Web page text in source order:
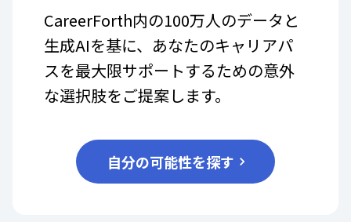
CareerForth内の100万人のデータと
生成AIを基に、あなたのキャリアパ
スを最大限サポートするための意外
な選択肢をご提案します。
自分の可能性を探す